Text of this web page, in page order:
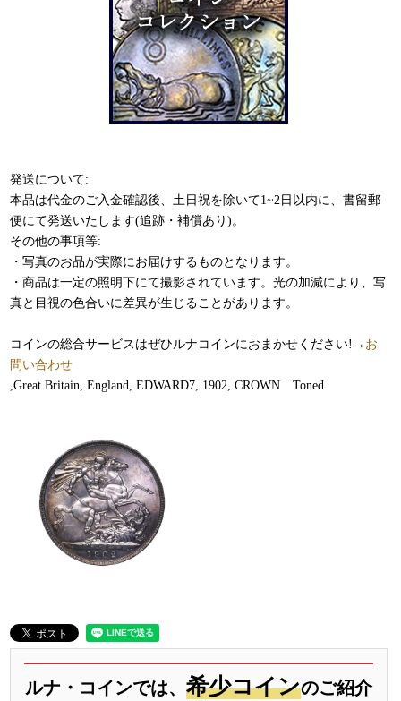
発送について:
本品は代金のご入金確認後、土日祝を除いて1~2日以内に、書留郵
便にて発送いたします(追跡・補償あり)。
その他の事項等:
・写真のお品が実際にお届けするものとなります。
・商品は一定の照明下にて撮影されています。光の加減により、写
真と目視の色合いに差異が生じることがあります。
コインの総合サービスはぜひルナコインにおまかせください!→ お
問い合わせ
,Great Britain, England, EDWARD7, 1902, CROWN Toned
ルナ・コインでは、 希少コインのご紹介